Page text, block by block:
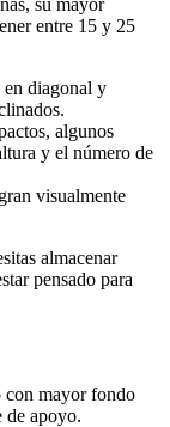
su mayor
entre 15 y 25
en diagonal y
algunos
y el número de
visualmente
almacenar
pensado para
con mayor fondo
de apoyo.